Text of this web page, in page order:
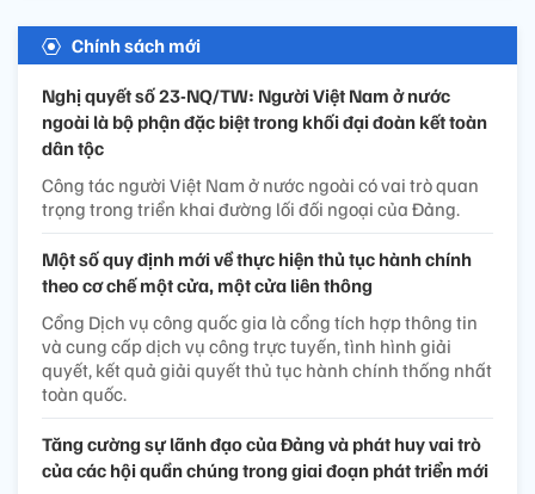
Chính sách mới
Nghị quyết số 23-NQ/TW: Người Việt Nam ở nước
ngoài là bộ phận đặc biệt trong khối đại đoàn kết toàn
dân tộc
Công tác người Việt Nam ở nước ngoài có vai trò quan
trọng trong triển khai đường lối đối ngoại của Đảng.
Một số quy định mới về thực hiện thủ tục hành chính
theo cơ chế một cửa, một cửa liên thông
Cổng Dịch vụ công quốc gia là cổng tích hợp thông tin
và cung cấp dịch vụ công trực tuyến, tình hình giải
quyết, kết quả giải quyết thủ tục hành chính thống nhất
toàn quốc.
Tăng cường sự lãnh đạo của Đảng và phát huy vai trò
của các hội quần chúng trong giai đoạn phát triển mới